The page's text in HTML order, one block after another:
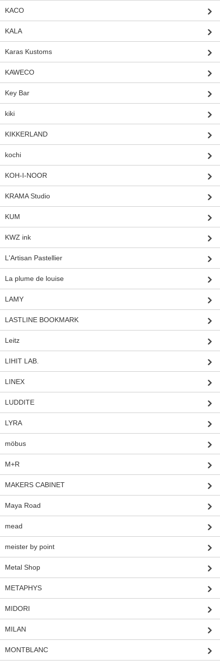
KACO
KALA
Karas Kustoms
KAWECO
Key Bar
kiki
KIKKERLAND
kochi
KOH-I-NOOR
KRAMA Studio
KUM
KWZ ink
L'Artisan Pastellier
La plume de louise
LAMY
LASTLINE BOOKMARK
Leitz
LIHIT LAB.
LINEX
LUDDITE
LYRA
möbus
M+R
MAKERS CABINET
Maya Road
mead
meister by point
Metal Shop
METAPHYS
MIDORI
MILAN
MONTBLANC